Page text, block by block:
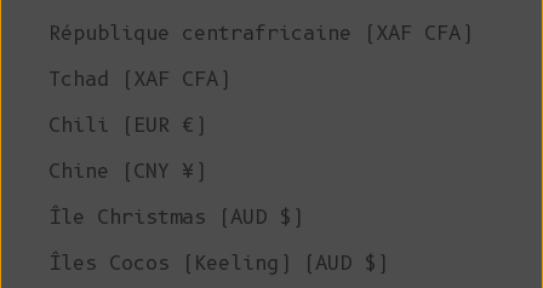
République centrafricaine (XAF CFA)
Tchad (XAF CFA)
Chili (EUR €)
Chine (CNY ¥)
Île Christmas (AUD $)
Îles Cocos (Keeling) (AUD $)